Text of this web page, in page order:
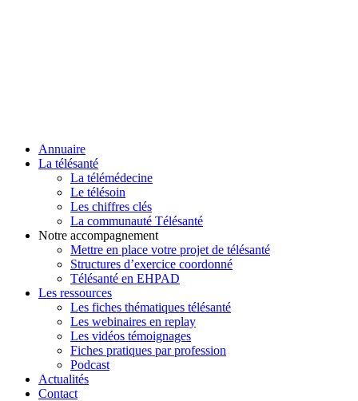
Annuaire
La télésanté
La télémédecine
Le télésoin
Les chiffres clés
La communauté Télésanté
Notre accompagnement
Mettre en place votre projet de télésanté
Structures d’exercice coordonné
Télésanté en EHPAD
Les ressources
Les fiches thématiques télésanté
Les webinaires en replay
Les vidéos témoignages
Fiches pratiques par profession
Podcast
Actualités
Contact